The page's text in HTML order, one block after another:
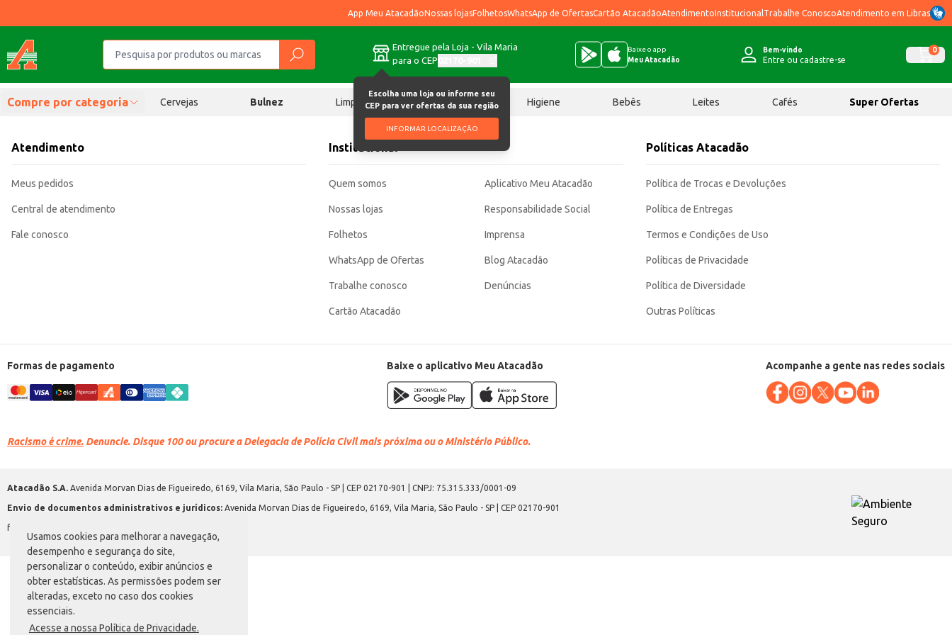
Usamos cookies para melhorar a navegação,
desempenho e segurança do site,
personalizar o conteúdo, exibir anúncios e
obter estatísticas. As permissões podem ser
alteradas, exceto no caso dos cookies
essenciais.
Acesse a nossa Política de Privacidade.
App Meu AtacadãoNossas lojasFolhetosWhatsApp de OfertasCartão AtacadãoAtendimentoInstitucional Trabalhe ConoscoAtendimento em Libras
Entregue pela Loja - Vila Maria
para o CEP
Escolha uma loja ou informe seu
CEP para ver ofertas da sua região
INFORMAR LOCALIZAÇÃO
Baixe o app
Meu Atacadão
Bem-vindo
Entre ou cadastre-se
0
Compre por categoria Cervejas Bulnez Limpeza Chocolates Higiene Bebês Leites Cafés Super Ofertas
Atendimento
Meus pedidos
Central de atendimento
Fale conosco
Institucional
Quem somos
Nossas lojas
Folhetos
WhatsApp de Ofertas
Trabalhe conosco
Cartão Atacadão
Aplicativo Meu Atacadão
Responsabilidade Social
Imprensa
Blog Atacadão
Denúncias
Políticas Atacadão
Política de Trocas e Devoluções
Política de Entregas
Termos e Condições de Uso
Políticas de Privacidade
Política de Diversidade
Outras Políticas
Formas de pagamento Baixe o aplicativo Meu Atacadão Acompanhe a gente nas redes sociais
Racismo é crime. Denuncie. Disque 100 ou procure a Delegacia de Polícia Civil mais próxima ou o Ministério Público.
Atacadão S.A. Avenida Morvan Dias de Figueiredo, 6169, Vila Maria, São Paulo - SP | CEP 02170-901 | CNPJ: 75.315.333/0001-09
Envio de documentos administrativos e jurídicos: Avenida Morvan Dias de Figueiredo, 6169, Vila Maria, São Paulo - SP | CEP 02170-901
faleconosco@atacadao.com.br